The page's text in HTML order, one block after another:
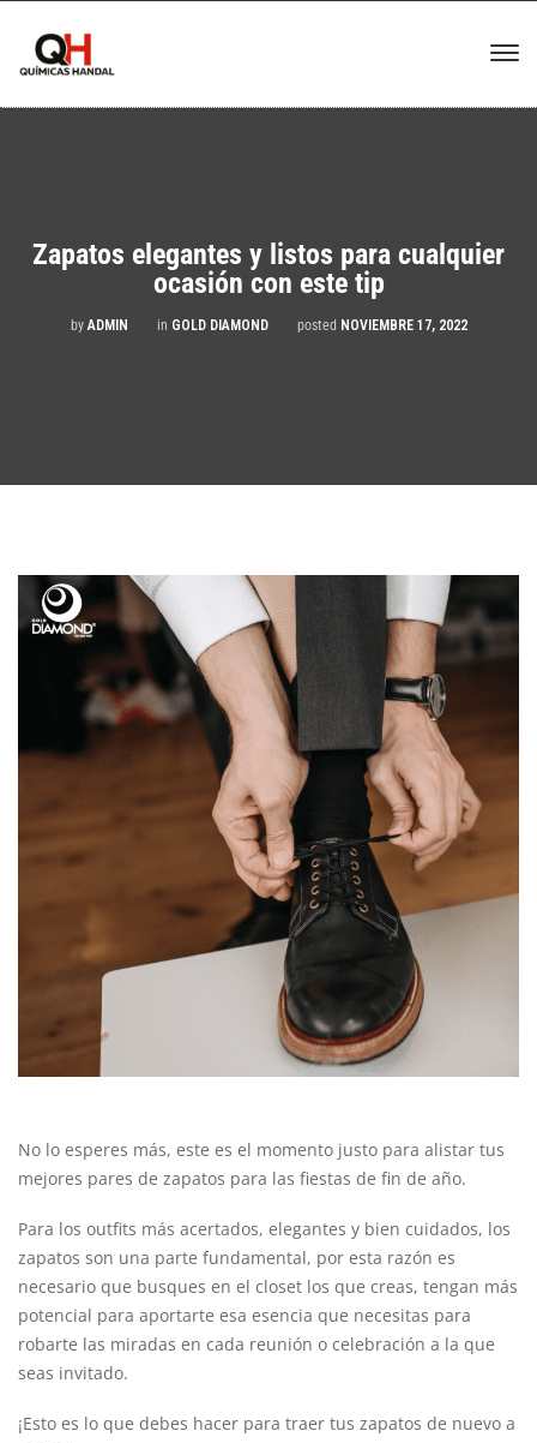
Zapatos elegantes y listos para cualquier
ocasión con este tip
by ADMIN in GOLD DIAMOND posted NOVIEMBRE 17, 2022
No lo esperes más, este es el momento justo para alistar tus
mejores pares de zapatos para las fiestas de fin de año.
Para los outfits más acertados, elegantes y bien cuidados, los
zapatos son una parte fundamental, por esta razón es
necesario que busques en el closet los que creas, tengan más
potencial para aportarte esa esencia que necesitas para
robarte las miradas en cada reunión o celebración a la que
seas invitado.
¡Esto es lo que debes hacer para traer tus zapatos de nuevo a